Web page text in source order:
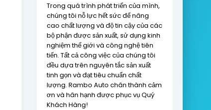
Trong quá trình phát triển của mình,
chúng tôi nỗ lực hết sức để nâng
cao chất lượng và độ tin cậy của các
bộ phận được sản xuất, sử dụng kinh
nghiệm thế giới và công nghệ tiên
tiến. Tất cả công việc của chúng tôi
đều dựa trên nguyên tắc sản xuất
tinh gọn và đạt tiêu chuẩn chất
lượng. Rambo Auto chân thành cảm
ơn và hân hạnh được phục vụ Quý
Khách Hàng!